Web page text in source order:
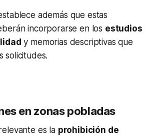
además que estas
incorporarse en los estudios
y memorias descriptivas que
solicitudes.
en zonas pobladas
es la prohibición de